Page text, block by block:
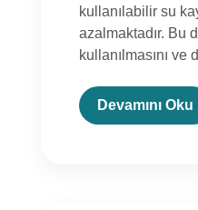
kullanılabilir su
azalmaktadır. Bu
kullanılmasını ve
Devamını Oku